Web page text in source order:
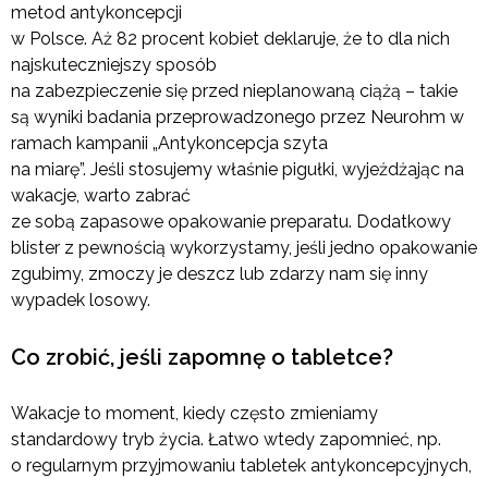
metod antykoncepcji
w Polsce. Aż 82 procent kobiet deklaruje, że to dla nich
najskuteczniejszy sposób
na zabezpieczenie się przed nieplanowaną ciążą – takie
są wyniki badania przeprowadzonego przez Neurohm w
ramach kampanii „Antykoncepcja szyta
na miarę”. Jeśli stosujemy właśnie pigułki, wyjeżdżając na
wakacje, warto zabrać
ze sobą zapasowe opakowanie preparatu. Dodatkowy
blister z pewnością wykorzystamy, jeśli jedno opakowanie
zgubimy, zmoczy je deszcz lub zdarzy nam się inny
wypadek losowy.
Co zrobić, jeśli zapomnę o tabletce?
Wakacje to moment, kiedy często zmieniamy
standardowy tryb życia. Łatwo wtedy zapomnieć, np.
o regularnym przyjmowaniu tabletek antykoncepcyjnych,